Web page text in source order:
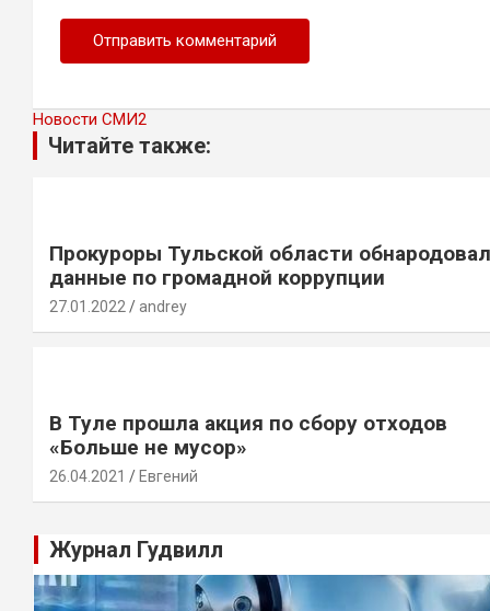
Новости СМИ2
Читайте также:
Прокуроры Тульской области
данные по громадной коррупции
27.01.2022 andrey
В Туле прошла акция по сбору отходов
«Больше не мусор»
26.04.2021 Евгений
Журнал Гудвилл